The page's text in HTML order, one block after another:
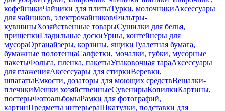
кофейникиЧайники для плитыТурки, молочникиАксессуары
для чайников, электрочайниковФильтры-
кувшиныХозяйственные товарыСушилки для белья,
прищепкиГладильные доскиУрны, контейнеры для
мусораОрганайзеры, корзины, ящикиТуалетная бумага,
бумажные полотенцаСалфетки, мочалки, губки, мусорные
пакетыФольга, пленка, пакетыУпаковочная тараАксессуары
для глаженияАксессуары для стиркиВеревки,
шпагатыЕмкости, дозаторы для моющих средствВешалки-
плечикиМешки хозяйственныеСувенирыКопилкиКартины,
постерыФотоальбомыРамки для фотографий,
картинПредметы интерьераШкатулки, подставки для